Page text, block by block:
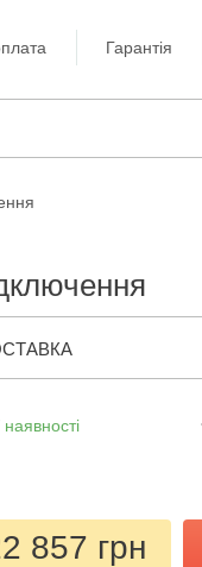
Гарантія
857 грн